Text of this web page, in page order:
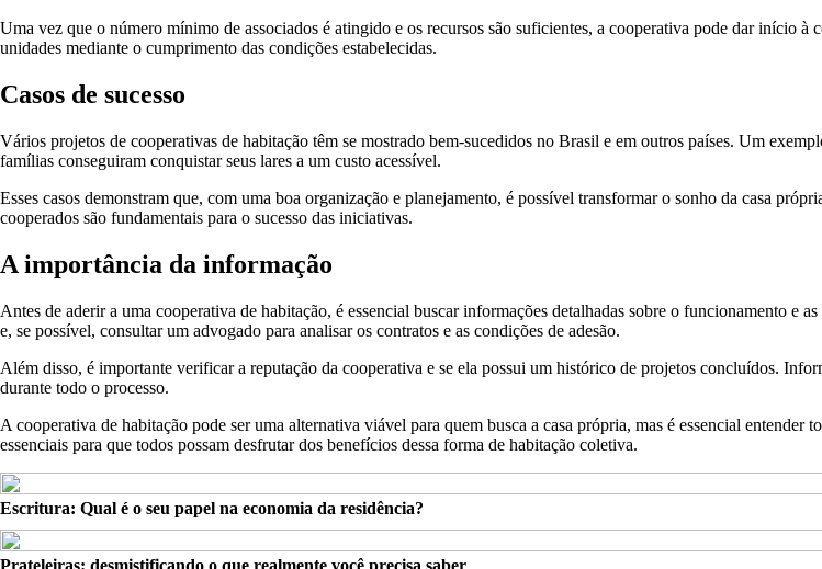
Uma vez que o número mínimo de associados é atingido e os recursos são suficientes, a cooperativa pode dar início
unidades mediante o cumprimento das condições estabelecidas.
Casos de sucesso
Vários projetos de cooperativas de habitação têm se mostrado bem-sucedidos no Brasil e em outros países. Um
famílias conseguiram conquistar seus lares a um custo acessível.
Esses casos demonstram que, com uma boa organização e planejamento, é possível transformar o sonho da casa
cooperados são fundamentais para o sucesso das iniciativas.
A importância da informação
Antes de aderir a uma cooperativa de habitação, é essencial buscar informações detalhadas sobre o funcionamento e
e, se possível, consultar um advogado para analisar os contratos e as condições de adesão.
Além disso, é importante verificar a reputação da cooperativa e se ela possui um histórico de projetos concluídos.
durante todo o processo.
A cooperativa de habitação pode ser uma alternativa viável para quem busca a casa própria, mas é essencial entender
essenciais para que todos possam desfrutar dos benefícios dessa forma de habitação coletiva.
Escritura: Qual é o seu papel na economia da residência?
Prateleiras: desmistificando o que realmente você precisa saber